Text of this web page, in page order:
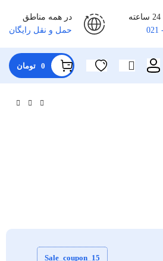
در همه مناطق
حمل و نقل رایگان
0 تومان
Sale_coupon_15